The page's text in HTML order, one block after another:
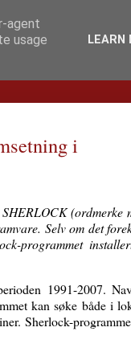
i
(ordmerke
Selv om det
programmet
1991-2007.
kan søke både i
Sherlock-
agent
usage
LEARN